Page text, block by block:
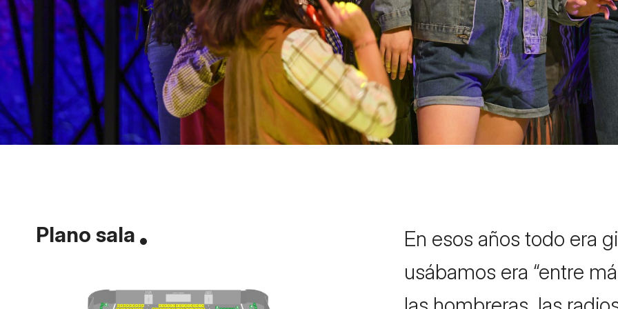
En esos años todo era
usábamos era “entre
Plano sala